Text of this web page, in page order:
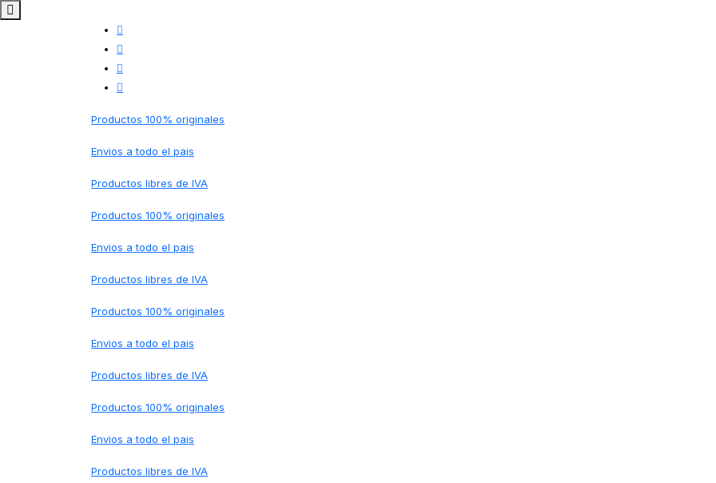
Productos 100% originales
Envios a todo el pais
Productos libres de IVA
Productos 100% originales
Envios a todo el pais
Productos libres de IVA
Productos 100% originales
Envios a todo el pais
Productos libres de IVA
Productos 100% originales
Envios a todo el pais
Productos libres de IVA